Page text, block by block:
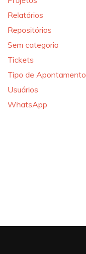
Relatórios
Repositórios
Sem categoria
Tickets
Tipo de Apontamento
Usuários
WhatsApp